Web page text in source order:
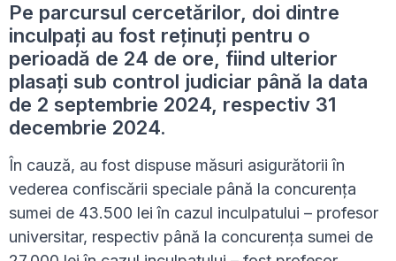
Pe parcursul cercetărilor, doi dintre
inculpați au fost reținuți pentru o
perioadă de 24 de ore, fiind ulterior
plasați sub control judiciar până la data
de 2 septembrie 2024, respectiv 31
decembrie 2024.
În cauză, au fost dispuse măsuri asigurătorii în
vederea confiscării speciale până la concurența
sumei de 43.500 lei în cazul inculpatului – profesor
universitar, respectiv până la concurența sumei de